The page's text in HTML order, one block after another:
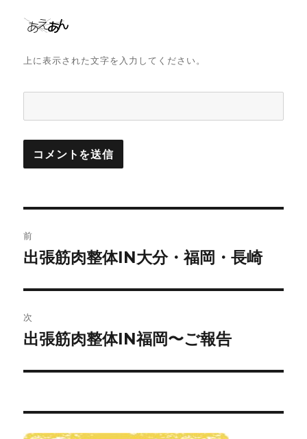
上に表示された文字を入力してください。
稿
ビ
ゲ
ー
前
前
投
稿:
出張筋肉整体IN大分・福岡・長崎
次
次
投
出張筋肉整体IN福岡〜ご報告